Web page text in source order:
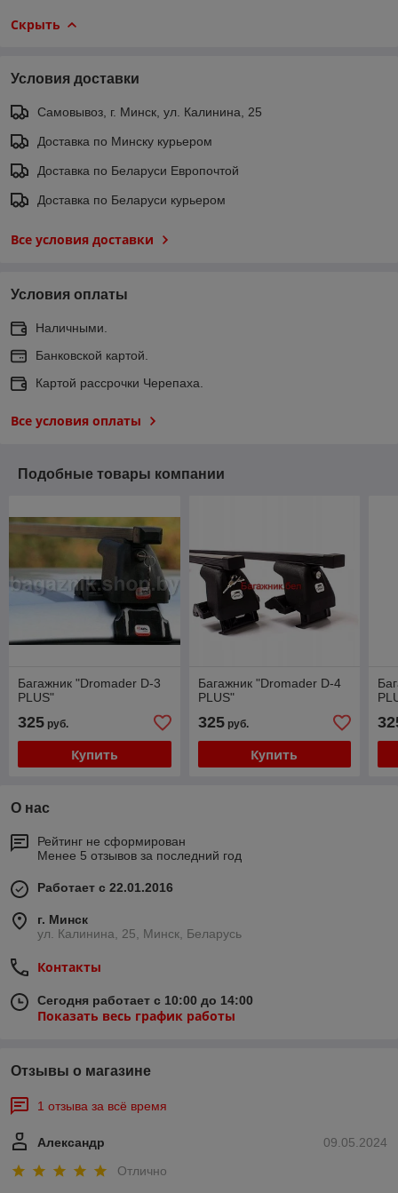
Скрыть
Условия доставки
Самовывоз, г. Минск, ул. Калинина, 25
Доставка по Минску курьером
Доставка по Беларуси Европочтой
Доставка по Беларуси курьером
Все условия доставки
Условия оплаты
Наличными.
Банковской картой.
Картой рассрочки Черепаха.
Все условия оплаты
Подобные товары компании
Багажник "Dromader D-3
PLUS"
325 руб.
Купить
Багажник "Dromader D-4
PLUS"
325руб.
Купить
О нас
Рейтинг не сформирован
Менее 5 отзывов за последний год
Работает с 22.01.2016
г. Минск
ул. Калинина, 25, Минск, Беларусь
Контакты
Сегодня работает с 10:00 до 14:00
Показать весь график работы
Отзывы о магазине
1 отзыва за всё время
09.05.2024
Александр
Отлично